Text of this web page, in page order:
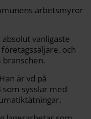
arbetsmyror
vanligaste
och
är vd på
sysslar med